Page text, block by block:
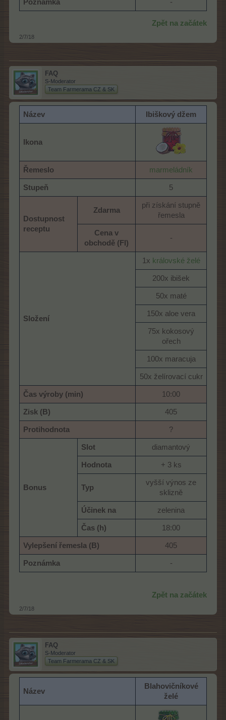
Poznámka -​
Zpět na začátek
2/7/18
FAQ
S-Moderator
Team Farmerama CZ & SK
Název Ibiškový džem
Ikona
Řemeslo marmeládník
Stupeň 5​
Dostupnost
receptu
Zdarma
při získání stupně
řemesla​
Cena v
obchodě (Fl)
-​
Složení
1x královské želé
200x ibišek​
50x maté​
150x aloe vera​
75x kokosový
ořech​
100x maracuja​
50x želírovací cukr​
Čas výroby (min) 10:00​
Zisk (B) 405​
Protihodnota ?​
Bonus
Slot diamantový​
Hodnota + 3 ks​
Typ
vyšší výnos ze
sklizně​
Účinek na zelenina​
Čas (h) 18:00​
Vylepšení řemesla (B) 405​
Poznámka -​
Zpět na začátek
2/7/18
FAQ
S-Moderator
Team Farmerama CZ & SK
Název
Blahovičníkové
želé